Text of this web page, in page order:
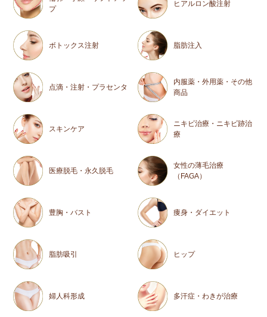
プ
ヒアルロン酸注射
ボトックス注射 脂肪注入
点滴・注射・プラセンタ
内服薬・外用薬・その他
商品
スキンケア
ニキビ治療・ニキビ跡治
療
医療脱毛・永久脱毛
女性の薄毛治療
（FAGA）
豊胸・バスト 痩身・ダイエット
脂肪吸引 ヒップ
婦人科形成 多汗症・わきが治療